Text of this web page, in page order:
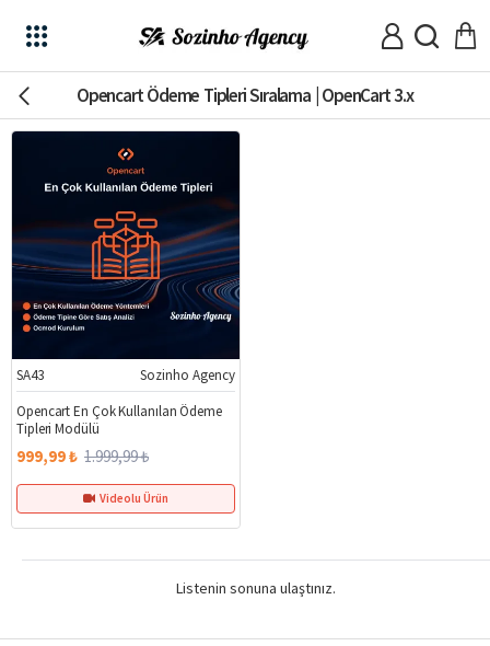
Opencart Ödeme Tipleri Sıralama | OpenCart 3.x
%50
SA43
Sozinho Agency
Opencart En Çok Kullanılan Ödeme
Tipleri Modülü
999,99 ₺ 1.999,99 ₺
Videolu Ürün
Listenin sonuna ulaştınız.